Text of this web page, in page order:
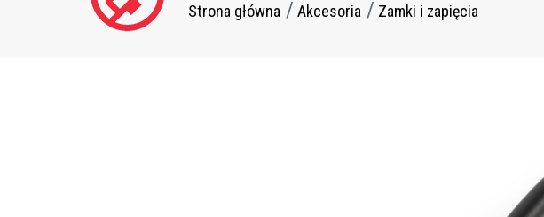
Ścieżka
Strona główna Akcesoria Zamki i zapięcia